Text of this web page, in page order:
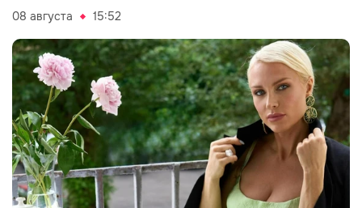
08 августа 15:52